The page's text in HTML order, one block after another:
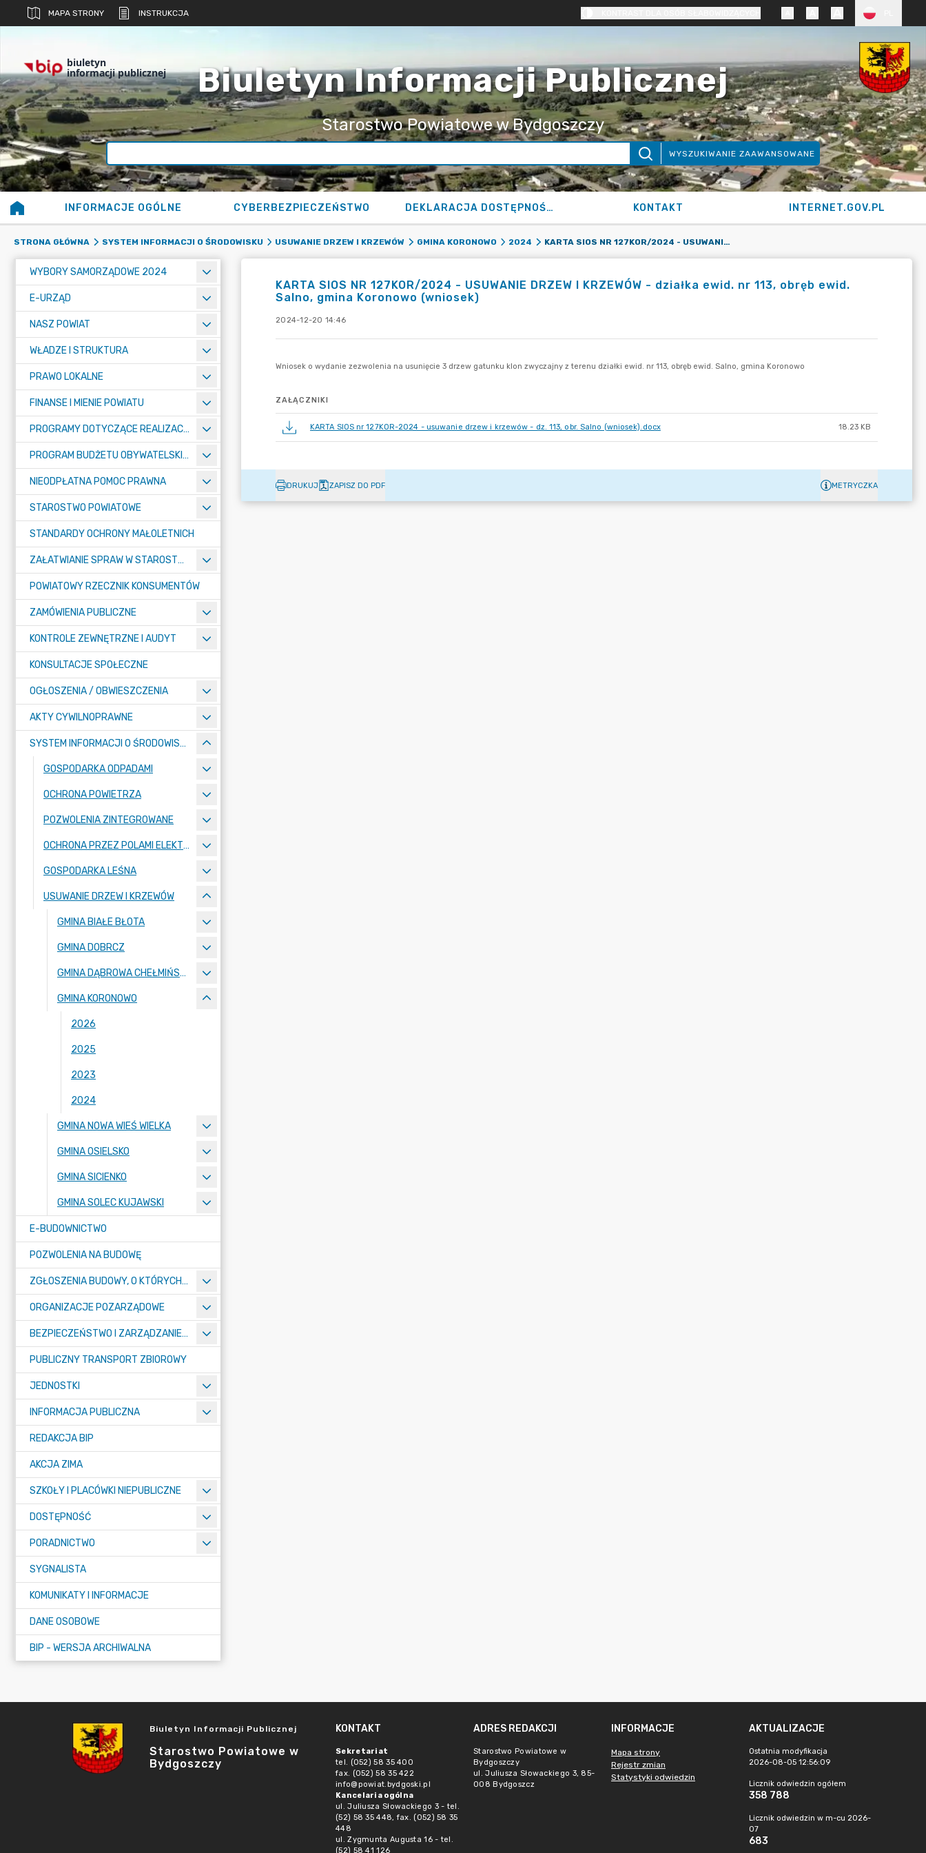
MAPA STRONY INSTRUKCJA
biuletyn
informacji publicznej Biuletyn Informacji Publicznej
Starostwo Powiatowe w Bydgoszczy
WYSZUKIWANIE ZAAWANSOWANE
INFORMACJE OGÓLNE CYBERBEZPIECZEŃSTWO DEKLARACJA DOSTĘPNOŚCI KONTAKT INTERNET.GOV.PL
STRONA GŁÓWNA SYSTEM INFORMACJI O ŚRODOWISKU USUWANIE DRZEW I KRZEWÓW GMINA KORONOWO 2024 KARTA SIOS NR 127KOR/2024 - USUWANIE DRZEW I KRZEWÓW - DZIAŁKA EWID. NR 113, OBRĘB EWID. SALNO, GMINA KORONOWO (WNIOSEK)
WYBORY SAMORZĄDOWE 2024
E-URZĄD
NASZ POWIAT
WŁADZE I STRUKTURA
PRAWO LOKALNE
FINANSE I MIENIE POWIATU
PROGRAMY DOTYCZĄCE REALIZACJI ZADAŃ PUBLICZNYCH
PROGRAM BUDŻETU OBYWATELSKIEGO POWIATU BYDGOSKIEGO
NIEODPŁATNA POMOC PRAWNA
STAROSTWO POWIATOWE
STANDARDY OCHRONY MAŁOLETNICH
ZAŁATWIANIE SPRAW W STAROSTWIE
POWIATOWY RZECZNIK KONSUMENTÓW
ZAMÓWIENIA PUBLICZNE
KONTROLE ZEWNĘTRZNE I AUDYT
KONSULTACJE SPOŁECZNE
OGŁOSZENIA / OBWIESZCZENIA
AKTY CYWILNOPRAWNE
SYSTEM INFORMACJI O ŚRODOWISKU
GOSPODARKA ODPADAMI
OCHRONA POWIETRZA
POZWOLENIA ZINTEGROWANE
OCHRONA PRZEZ POLAMI ELEKTROMAGNETYCZNYMI
GOSPODARKA LEŚNA
USUWANIE DRZEW I KRZEWÓW
GMINA BIAŁE BŁOTA
GMINA DOBRCZ
GMINA DĄBROWA CHEŁMIŃSKA
GMINA KORONOWO
2026
2025
2023
2024
GMINA NOWA WIEŚ WIELKA
GMINA OSIELSKO
GMINA SICIENKO
GMINA SOLEC KUJAWSKI
E-BUDOWNICTWO
POZWOLENIA NA BUDOWĘ
ZGŁOSZENIA BUDOWY, O KTÓRYCH MOWA W ART. 29 UST. 1 PKT 1A, 2B I 19A USTAWY PRAWO BUDOWLANE
ORGANIZACJE POZARZĄDOWE
BEZPIECZEŃSTWO I ZARZĄDZANIE KRYZYSOWE
PUBLICZNY TRANSPORT ZBIOROWY
JEDNOSTKI
INFORMACJA PUBLICZNA
REDAKCJA BIP
AKCJA ZIMA
SZKOŁY I PLACÓWKI NIEPUBLICZNE
DOSTĘPNOŚĆ
PORADNICTWO
SYGNALISTA
KOMUNIKATY I INFORMACJE
DANE OSOBOWE
BIP - WERSJA ARCHIWALNA
KARTA SIOS NR 127KOR/2024 - USUWANIE DRZEW I KRZEWÓW - działka ewid. nr 113, obręb ewid.
Salno, gmina Koronowo (wniosek)
2024-12-20 14:46
ZAŁĄCZNIKI
KARTA SIOS nr 127KOR-2024 - usuwanie drzew i krzewów - dz. 113, obr. Salno (wniosek).docx 18.23 KB
DRUKUJ ZAPISZ DO PDF METRYCZKA
Biuletyn Informacji Publicznej
Starostwo Powiatowe w
Bydgoszczy
KONTAKT
Sekretariat
tel. (052) 58 35 400
fax. (052) 58 35 422
info@powiat.bydgoski.pl
Kancelaria ogólna
ul. Juliusza Słowackiego 3 - tel.
(52) 58 35 448, fax. (052) 58 35
448
ul. Zygmunta Augusta 16 - tel.
(52) 58 41 126
ADRES REDAKCJI
Starostwo Powiatowe w
Bydgoszczy
ul. Juliusza Słowackiego 3, 85-
008 Bydgoszcz
INFORMACJE
Mapa strony
Rejestr zmian
Statystyki odwiedzin
AKTUALIZACJE
Ostatnia modyfikacja
2026-08-05 12:56:09
Licznik odwiedzin ogółem
358 788
Licznik odwiedzin w m-cu 2026-
07
683